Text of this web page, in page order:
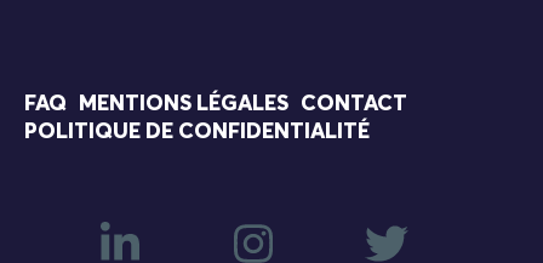
FAQ MENTIONS LÉGALES
CONTACT
POLITIQUE DE CONFIDENTIALITÉ